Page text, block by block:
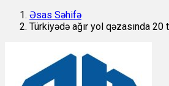
Əsas Səhifə
Türkiyədə ağır yol qəzasında 20